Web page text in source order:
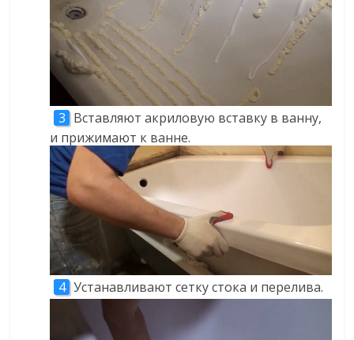
Вставляют акриловую вставку в ванну,
и прижимают к ванне.
Устанавливают сетку стока и перелива.